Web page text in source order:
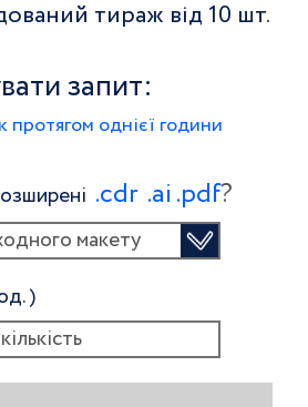
тираж від 10 шт.
запит:
протягом однієї години
.сdr .ai .pdf?
макету
)